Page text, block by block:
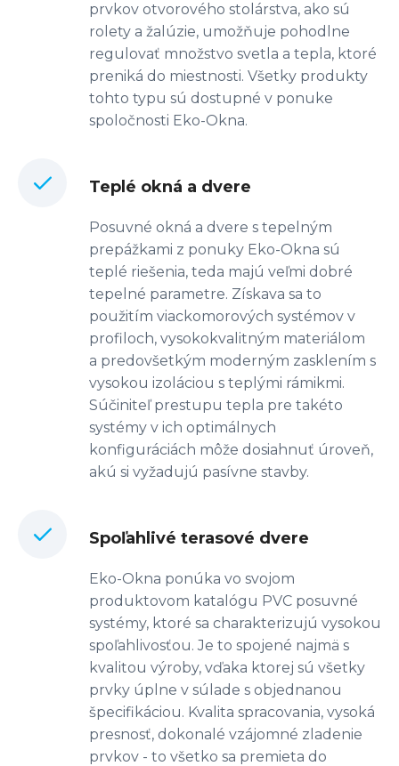
prvkov otvorového stolárstva, ako sú
rolety a žalúzie, umožňuje pohodlne
regulovať množstvo svetla a tepla, ktoré
preniká do miestnosti. Všetky produkty
tohto typu sú dostupné v ponuke
spoločnosti Eko-Okna.
Teplé okná a dvere
Posuvné okná a dvere s tepelným
prepážkami z ponuky Eko-Okna sú
teplé riešenia, teda majú veľmi dobré
tepelné parametre. Získava sa to
použitím viackomorových systémov v
profiloch, vysokokvalitným materiálom
a predovšetkým moderným zasklením s
vysokou izoláciou s teplými rámikmi.
Súčiniteľ prestupu tepla pre takéto
systémy v ich optimálnych
konfiguráciách môže dosiahnuť úroveň,
akú si vyžadujú pasívne stavby.
Spoľahlivé terasové dvere
Eko-Okna ponúka vo svojom
produktovom katalógu PVC posuvné
systémy, ktoré sa charakterizujú vysokou
spoľahlivosťou. Je to spojené najmä s
kvalitou výroby, vďaka ktorej sú všetky
prvky úplne v súlade s objednanou
špecifikáciou. Kvalita spracovania, vysoká
presnosť, dokonalé vzájomné zladenie
prvkov - to všetko sa premieta do